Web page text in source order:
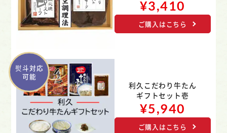
¥3,410
ご購入はこちら
熨斗対応
可能
利久こだわり牛たん
ギフトセット壱
¥5,940
ご購入はこちら